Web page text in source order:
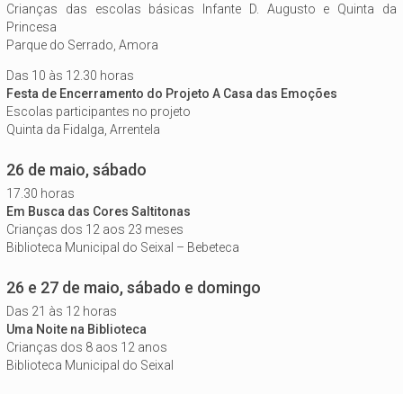
Crianças das escolas básicas Infante D. Augusto e Quinta da
Princesa
Parque do Serrado, Amora
Das 10 às 12.30 horas
Festa de Encerramento do Projeto A Casa das Emoções
Escolas participantes no projeto
Quinta da Fidalga, Arrentela
26 de maio, sábado
17.30 horas
Em Busca das Cores Saltitonas
Crianças dos 12 aos 23 meses
Biblioteca Municipal do Seixal – Bebeteca
26 e 27 de maio, sábado e domingo
Das 21 às 12 horas
Uma Noite na Biblioteca
Crianças dos 8 aos 12 anos
Biblioteca Municipal do Seixal